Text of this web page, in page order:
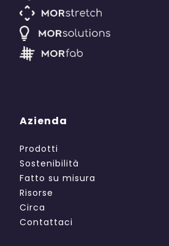
Azienda
Prodotti
Sostenibilità
Fatto su misura
Risorse
Circa
Contattaci